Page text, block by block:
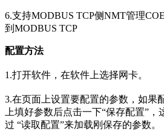
6.支持MODBUS TCP侧NMT管理
到MODBUS TCP
配置方法
1.打开软件，在软件上选择网卡。
3.在页面上设置要配置的参数，如果
上填好参数后点击一下“保存配置”，
过 “读取配置”来加载刚保存的参数。